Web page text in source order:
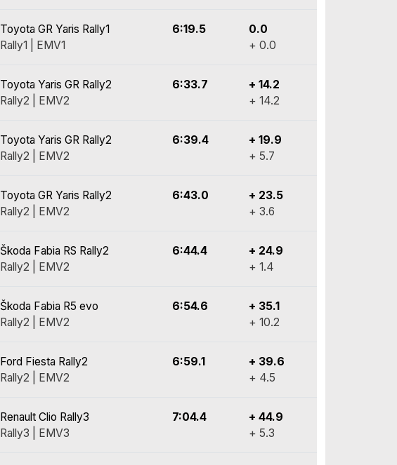
Toyota GR Yaris Rally1
Rally1 | EMV1
6:19.5
0.0
+ 0.0
Toyota Yaris GR Rally2
Rally2 | EMV2
6:33.7
+ 14.2
+ 14.2
Toyota Yaris GR Rally2
Rally2 | EMV2
6:39.4
+ 19.9
+ 5.7
Toyota GR Yaris Rally2
Rally2 | EMV2
6:43.0
+ 23.5
+ 3.6
Škoda Fabia RS Rally2
Rally2 | EMV2
6:44.4
+ 24.9
+ 1.4
Škoda Fabia R5 evo
Rally2 | EMV2
6:54.6
+ 35.1
+ 10.2
Ford Fiesta Rally2
Rally2 | EMV2
6:59.1
+ 39.6
+ 4.5
Renault Clio Rally3
Rally3 | EMV3
7:04.4
+ 44.9
+ 5.3